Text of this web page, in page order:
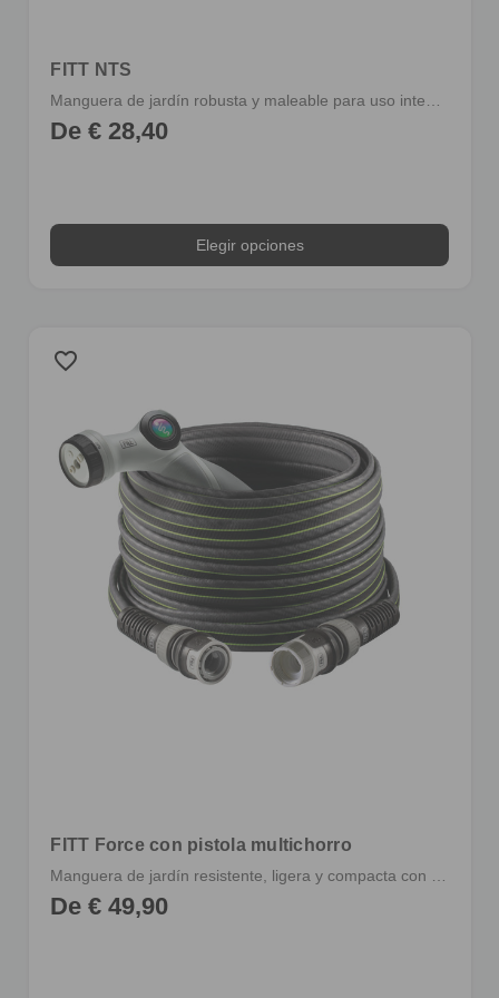
FITT NTS
Manguera de jardín robusta y maleable para uso intensivo
De € 28,40
Elegir opciones
favorite_border
FITT Force con pistola multichorro
Manguera de jardín resistente, ligera y compacta con racores y pistola multichorro
De € 49,90